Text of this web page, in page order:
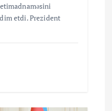
etdi. Prezident